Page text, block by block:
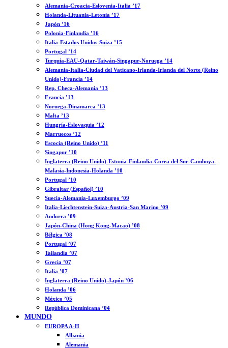
Alemania-Croacia-Eslovenia-Italia ’17
Holanda-Lituania-Letonia ’17
Japón ’16
Polonia-Finlandia ’16
Italia-Estados Unidos-Suiza ’15
Portugal ’14
Turquía-EAU-Qatar-Taiwán-Singapur-Noruega ’14
Alemania-Italia-Ciudad del Vaticano-Irlanda-Irlanda del Norte (Reino
Unido)-Francia ’14
Rep. Checa-Alemania ’13
Francia ’13
Noruega-Dinamarca ’13
Malta ’13
Hungría-Eslovaquia ’12
Marruecos ’12
Escocia (Reino Unido) ’11
Singapur ’10
Inglaterra (Reino Unido)-Estonia-Finlandia-Corea del Sur-Camboya-
Malasia-Indonesia-Holanda ’10
Portugal ’10
Gibraltar (Español) ’10
Suecia-Alemania-Luxemburgo ’09
Italia-Liechtenstein-Suiza-Austria-San Marino ’09
Andorra ’09
Japón-China (Hong Kong-Macao) ’08
Bélgica ’08
Portugal ’07
Tailandia ’07
Grecia ’07
Italia ’07
Inglaterra (Reino Unido)-Japón ’06
Holanda ’06
México ’05
República Dominicana ’04
MUNDO
EUROPA A-H
Albania
Alemania